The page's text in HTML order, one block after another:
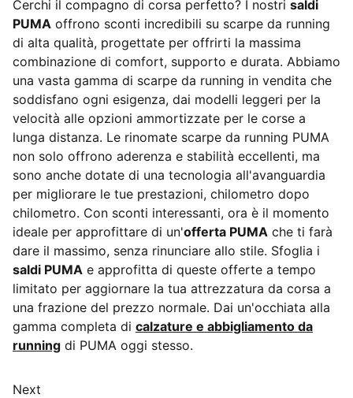
Cerchi il compagno di corsa perfetto? I nostri saldi
PUMA offrono sconti incredibili su scarpe da running
di alta qualità, progettate per offrirti la massima
combinazione di comfort, supporto e durata. Abbiamo
una vasta gamma di scarpe da running in vendita che
soddisfano ogni esigenza, dai modelli leggeri per la
velocità alle opzioni ammortizzate per le corse a
lunga distanza. Le rinomate scarpe da running PUMA
non solo offrono aderenza e stabilità eccellenti, ma
sono anche dotate di una tecnologia all'avanguardia
per migliorare le tue prestazioni, chilometro dopo
chilometro. Con sconti interessanti, ora è il momento
ideale per approfittare di un'offerta PUMA che ti farà
dare il massimo, senza rinunciare allo stile. Sfoglia i
saldi PUMA e approfitta di queste offerte a tempo
limitato per aggiornare la tua attrezzatura da corsa a
una frazione del prezzo normale. Dai un'occhiata alla
gamma completa di calzature e abbigliamento da
running di PUMA oggi stesso.
Next